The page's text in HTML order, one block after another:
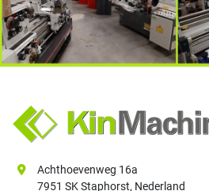
Achthoevenweg 16a
7951 SK Staphorst, Nederland